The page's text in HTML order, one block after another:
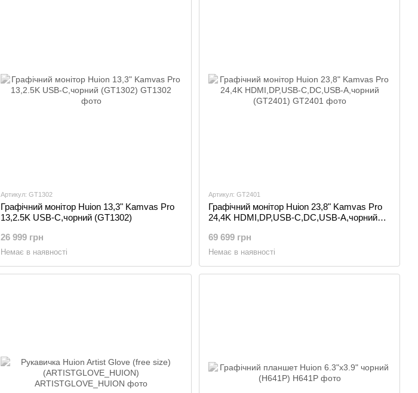
Артикул: GT1302
Графічний монітор Huion 13,3" Kamvas Pro
13,2.5K USB-C,чорний (GT1302)
26 999 грн
Немає в наявності
Артикул: GT2401
Графічний монітор Huion 23,8" Kamvas Pro
24,4K HDMI,DP,USB-C,DC,USB-A,чорний
69 699 грн
Немає в наявності